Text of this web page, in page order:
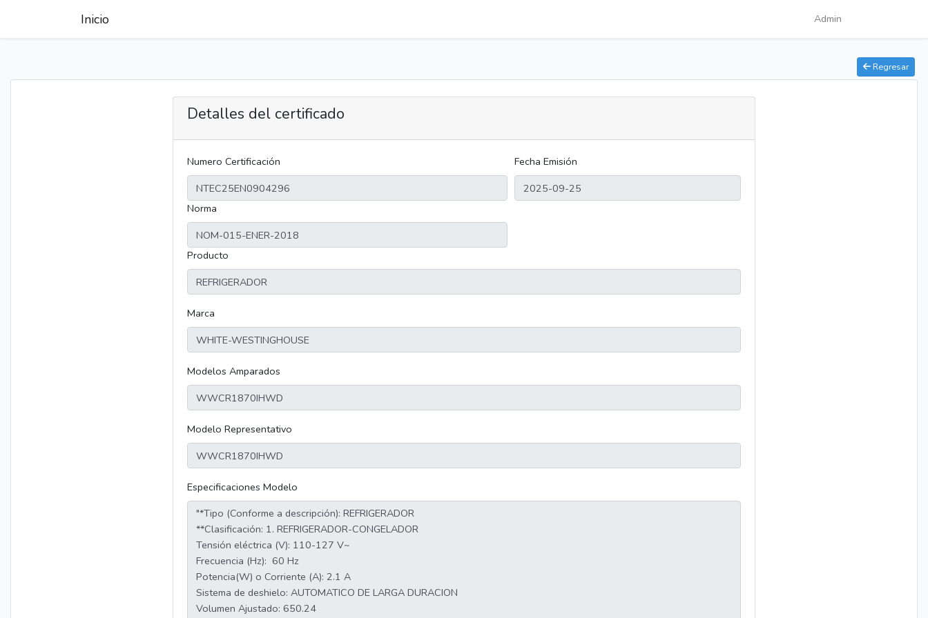
Inicio Admin
Regresar
Detalles del certificado
Numero Certificación Fecha Emisión
Norma
Producto
Marca
Modelos Amparados
Modelo Representativo
Especificaciones Modelo